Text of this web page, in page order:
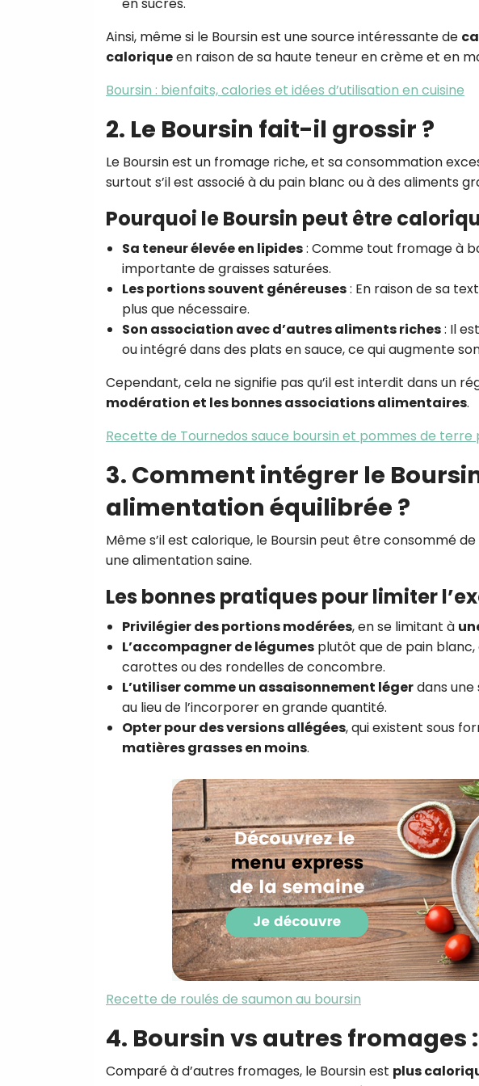
Ainsi, même si le Boursin est une source intéressante de
caloriqueen raison de sa haute teneur en crème et en
Boursin : bienfaits, calories et idées d’utilisation en cuisine
2. Le Boursin fait-il grossir ?
Le Boursin est un fromage riche, et sa consommation
surtout s’il est associé à du pain blanc ou à des aliments
Pourquoi le Boursin peut être
Sa teneur élevée en lipides: Comme tout fromage à
importante de graisses saturées.
Les portions souvent généreuses: En raison de sa
plus que nécessaire.
Son association avec d’autres aliments riches: Il
ou intégré dans des plats en sauce, ce qui augmente
Cependant, cela ne signifie pas qu’il est interdit dans un
modération et les bonnes associations alimentaires.
Recette de Tournedos sauce boursin et pommes de terre
3. Comment intégrer le
alimentation équilibrée ?
Même s’il est calorique, le Boursin peut être consommé
une alimentation saine.
Les bonnes pratiques pour limiter
Privilégier des portions modérées, en se limitant à
L’accompagner de légumes plutôt que de pain
carottes ou des rondelles de concombre.
L’utiliser comme un assaisonnement légerdans
au lieu de l’incorporer en grande quantité.
Opter pour des versions allégées, qui existent sous
matières grasses en moins.
Recette de roulés de saumon au boursin
4. Boursin vs autres
Comparé à d’autres fromages, le Boursin est plus